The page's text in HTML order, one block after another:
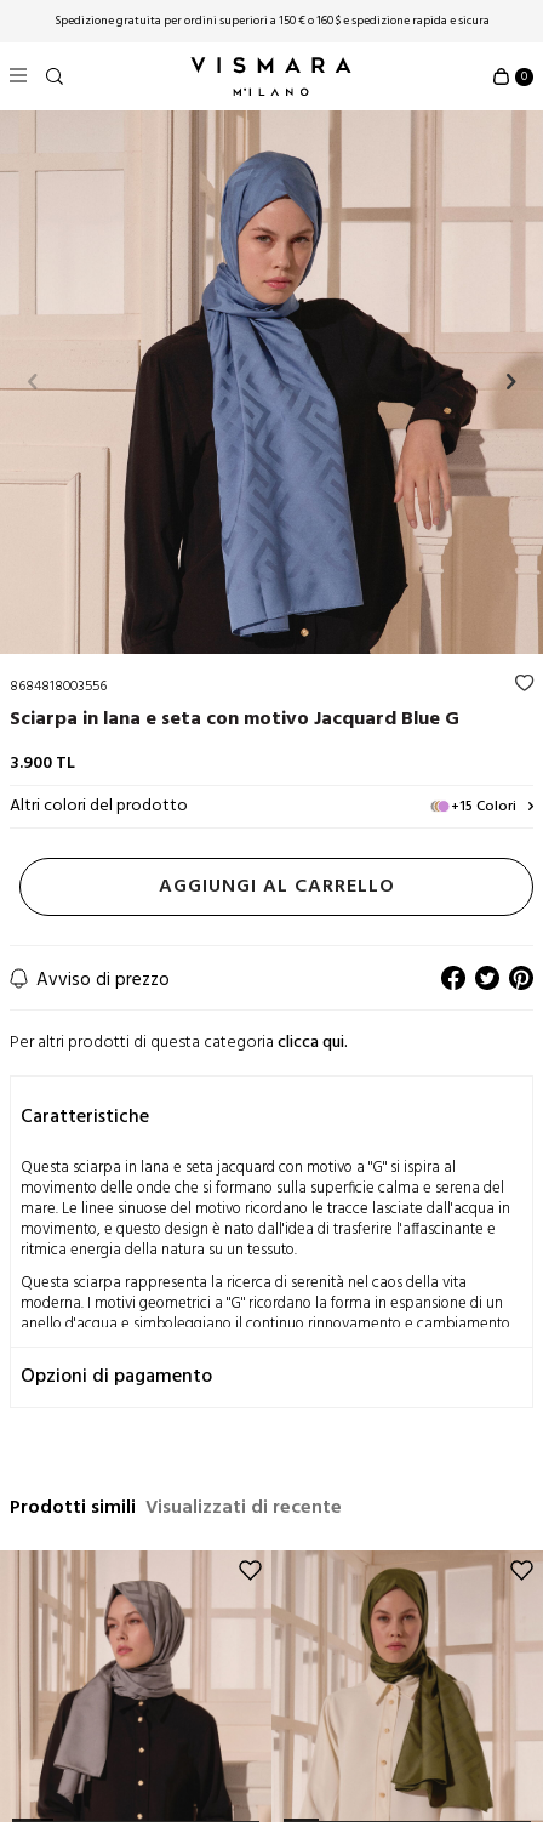
Spedizione gratuita per ordini superiori a 150 € o 160 $ ​​e spedizione rapida e sicura
0
8684818003556
Sciarpa in lana e seta con motivo Jacquard Blue G
3.900TL
Altri colori del prodotto
+15 Colori
AGGIUNGI AL CARRELLO
Avviso di prezzo
Per altri prodotti di questa categoriaclicca qui.
Caratteristiche
Questa sciarpa in lana e seta jacquard con motivo a "G" si ispira al
movimento delle onde che si formano sulla superficie calma e serena del
mare. Le linee sinuose del motivo ricordano le tracce lasciate dall'acqua in
movimento, e questo design è nato dall'idea di trasferire l'affascinante e
ritmica energia della natura su un tessuto.
Questa sciarpa rappresenta la ricerca di serenità nel caos della vita
moderna. I motivi geometrici a "G" ricordano la forma in espansione di un
anello d'acqua e simboleggiano il continuo rinnovamento e cambiamento.
La sua texture esprime la combinazione di lusso e comfort, mentre la
Composizione: 58% Seta 42% Lana
Questo prodotto, ottenuto dalla lavorazione del bozzolo del baco da
seta, un dono miracoloso della natura all'umanità, con metodi
tradizionali, ha una struttura delicata per natura.
Si consiglia solo il lavaggio a secco,
Si può stirare a temperatura media,
Non lavare a mano,
Non lavare in lavatrice,
Non strizzare.
Opzioni di pagamento
Prodotti simili Visualizzati di recente